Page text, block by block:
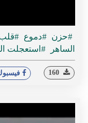
#حزن #دموع
الساهر
#استعجلت